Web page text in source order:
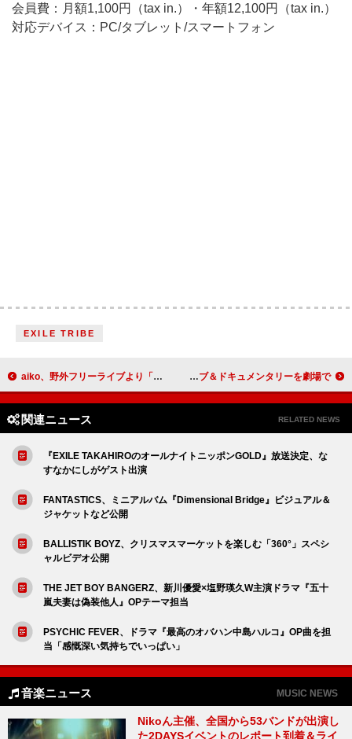
会員費：月額1,100円（tax in.）・年額12,100円（tax in.）
対応デバイス：PC/タブレット/スマートフォン
EXILE TRIBE
aiko、野外フリーライブより「星の降る日に」映像公開 YOASOBIの東京ドーム公演が映画化、ライブ＆ドキュメンタリーを劇場で
関連ニュース RELATED NEWS
『EXILE TAKAHIROのオールナイトニッポンGOLD』放送決定、な
すなかにしがゲスト出演
FANTASTICS、ミニアルバム『Dimensional Bridge』ビジュアル＆
ジャケットなど公開
BALLISTIK BOYZ、クリスマスマーケットを楽しむ「360°」スペシ
ャルビデオ公開
THE JET BOY BANGERZ、新川優愛×塩野瑛久W主演ドラマ『五十
嵐夫妻は偽装他人』OPテーマ担当
PSYCHIC FEVER、ドラマ『最高のオバハン中島ハルコ』OP曲を担
当「感慨深い気持ちでいっぱい」
音楽ニュース MUSIC NEWS
Nikoん主催、全国から53バンドが出演し
た2DAYSイベントのレポート到着＆ライ